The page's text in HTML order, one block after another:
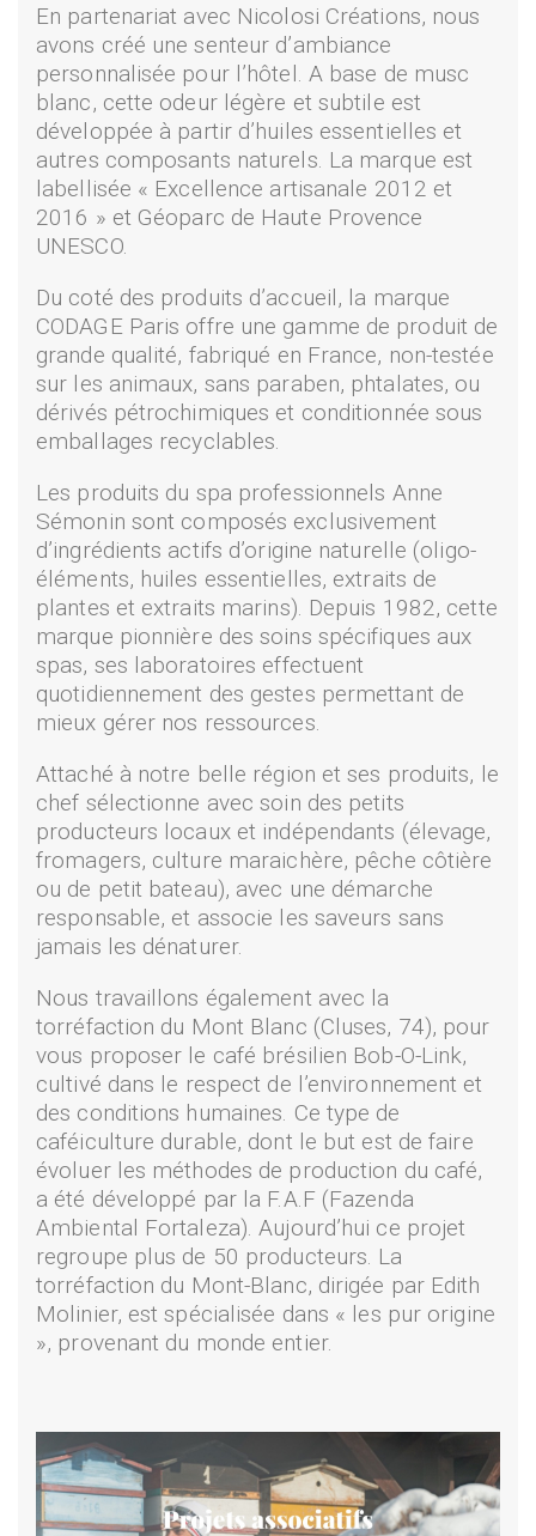
En partenariat avec Nicolosi Créations, nous
avons créé une senteur d’ambiance
personnalisée pour l’hôtel. A base de musc
blanc, cette odeur légère et subtile est
développée à partir d’huiles essentielles et
autres composants naturels. La marque est
labellisée « Excellence artisanale 2012 et
2016 » et Géoparc de Haute Provence
UNESCO.
Du coté des produits d’accueil, la marque
CODAGE Paris offre une gamme de produit de
grande qualité, fabriqué en France, non-testée
sur les animaux, sans paraben, phtalates, ou
dérivés pétrochimiques et conditionnée sous
emballages recyclables.
Les produits du spa professionnels Anne
Sémonin sont composés exclusivement
d’ingrédients actifs d’origine naturelle (oligo-
éléments, huiles essentielles, extraits de
plantes et extraits marins). Depuis 1982, cette
marque pionnière des soins spécifiques aux
spas, ses laboratoires effectuent
quotidiennement des gestes permettant de
mieux gérer nos ressources.
Attaché à notre belle région et ses produits, le
chef sélectionne avec soin des petits
producteurs locaux et indépendants (élevage,
fromagers, culture maraichère, pêche côtière
ou de petit bateau), avec une démarche
responsable, et associe les saveurs sans
jamais les dénaturer.
Nous travaillons également avec la
torréfaction du Mont Blanc (Cluses, 74), pour
vous proposer le café brésilien Bob-O-Link,
cultivé dans le respect de l’environnement et
des conditions humaines. Ce type de
caféiculture durable, dont le but est de faire
évoluer les méthodes de production du café,
a été développé par la F.A.F (Fazenda
Ambiental Fortaleza). Aujourd’hui ce projet
regroupe plus de 50 producteurs. La
torréfaction du Mont-Blanc, dirigée par Edith
Molinier, est spécialisée dans « les pur origine
», provenant du monde entier.